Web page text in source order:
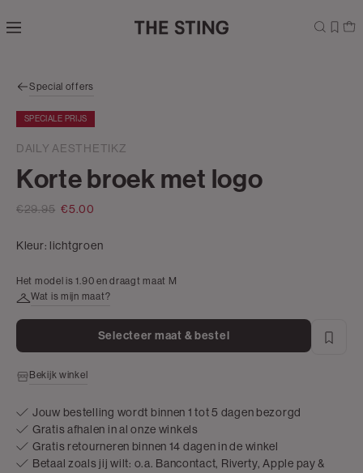
direct naar
zoekbalk
Navigeer
direct
naar de
Special offers
SPECIALE PRIJS
DAILY AESTHETIKZ
Korte broek met logo
€29.95 €5.00
Kleur: lichtgroen
Het model is 1.90 en draagt maat M
Wat is mijn maat?
Selecteer maat & bestel
Bekijk winkel
Jouw bestelling wordt binnen 1 tot 5 dagen bezorgd
Gratis afhalen in al onze winkels
Gratis retourneren binnen 14 dagen in de winkel
Betaal zoals jij wilt: o.a. Bancontact, Riverty, Apple pay &